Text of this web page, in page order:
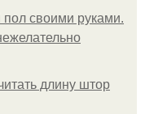
своими руками.
длину штор